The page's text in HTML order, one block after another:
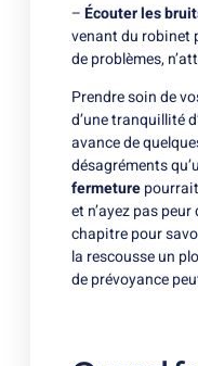
–Écouter les
venant du robinet
de problèmes,
Prendre soin de
d’une tranquillité
avance de
désagréments
fermeture
et n’ayez pas
chapitre pour
la rescousse un
de prévoyance